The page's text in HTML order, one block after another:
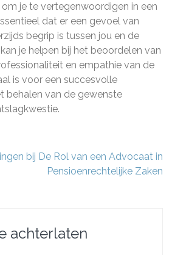
je te vertegenwoordigen in een
dat er een gevoel van
begrip is tussen jou en de
je helpen bij het beoordelen van
en empathie van de
is voor een succesvolle
behalen van de gewenste
bij De Rol van een Advocaat in
Pensioenrechtelijke Zaken
achterlaten